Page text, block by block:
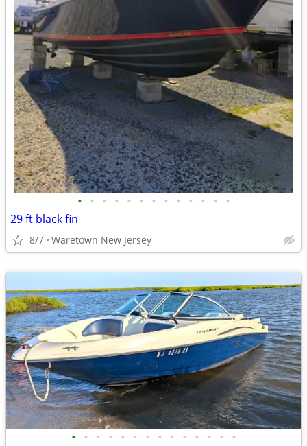
• • • • • • • • • • • • •
29 ft black fin
8/7 Waretown New Jersey
• • • • • • • • • • • • • •